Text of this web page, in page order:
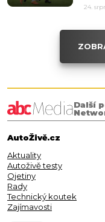
24.
Další
AutoŽivě.cz
Aktuality
Autoživě testy
Ojetiny
Rady
Technický koutek
Zajímavosti